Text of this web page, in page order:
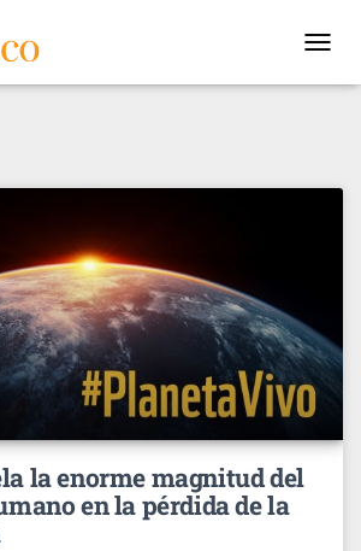
la enorme magnitud del
en la pérdida de la